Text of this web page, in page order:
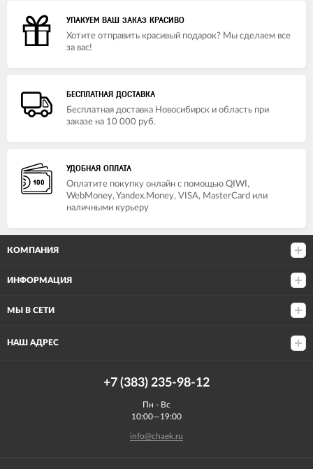
УПАКУЕМ ВАШ ЗАКАЗ КРАСИВО
Хотите отправить красивый подарок? Мы сделаем все
за вас!
БЕСПЛАТНАЯ ДОСТАВКА
Бесплатная доставка Новосибирск и область при
заказе на 10 000 руб.
УДОБНАЯ ОПЛАТА
Оплатите покупку онлайн с помощью QIWI,
WebMoney, Yandex.Money, VISA, MasterCard или
наличными курьеру
КОМПАНИЯ
ИНФОРМАЦИЯ
МЫ В СЕТИ
НАШ АДРЕС
+7 (383) 235-98-12
Пн - Вс
10:00—19:00
info@chaek.ru